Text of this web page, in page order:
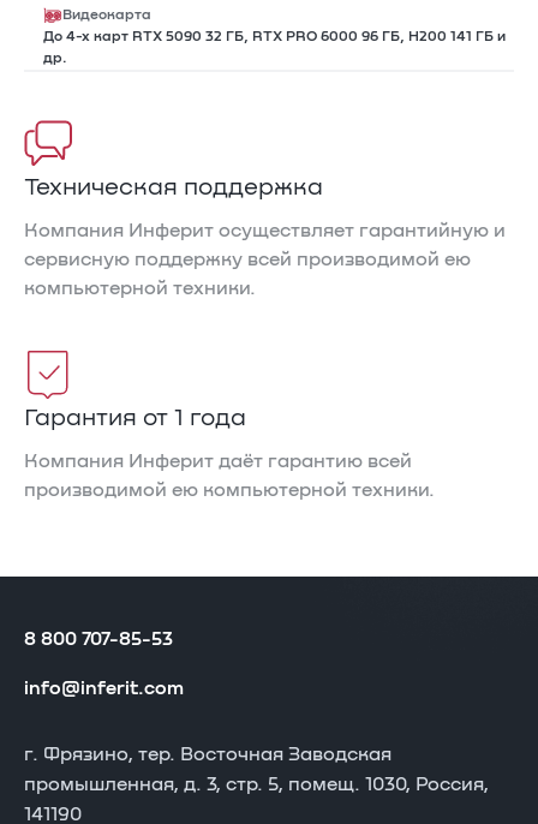
Видеокарта
До 4-х карт RTX 5090 32 ГБ, RTX PRO 6000 96 ГБ, H200 141 ГБ и
др.
Техническая поддержка
Компания Инферит осуществляет гарантийную и
сервисную поддержку всей производимой ею
компьютерной техники.
Гарантия от 1 года
Компания Инферит даёт гарантию всей
производимой ею компьютерной техники.
8 800 707-85-53
info@inferit.com
г. Фрязино, тер. Восточная Заводская
промышленная, д. 3, стр. 5, помещ. 1030, Россия,
141190